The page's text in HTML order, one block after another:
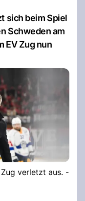
sich beim Spiel
Schweden am
EV Zug nun
verletzt aus. -